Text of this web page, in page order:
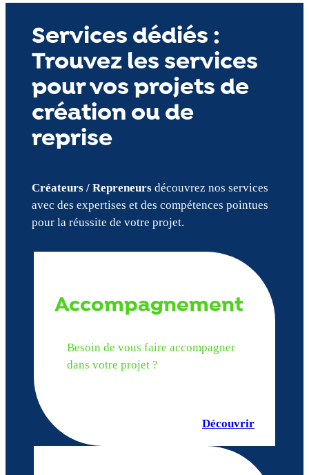
Services dédiés :
Trouvez les services
pour vos projets de
création ou de
reprise
Créateurs / Repreneursdécouvrez nos services
avec des expertises et des compétences pointues
pour la réussite de votre projet.
Accompagnement
Besoin de vous faire accompagner
dans votre projet ?
Découvrir